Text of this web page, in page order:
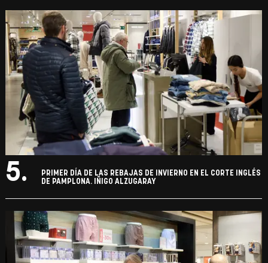
5.
PRIMER DÍA DE LAS REBAJAS DE INVIERNO EN EL CORTE INGLÉS
DE PAMPLONA. IÑIGO ALZUGARAY